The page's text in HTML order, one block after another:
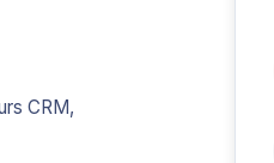
CRM,